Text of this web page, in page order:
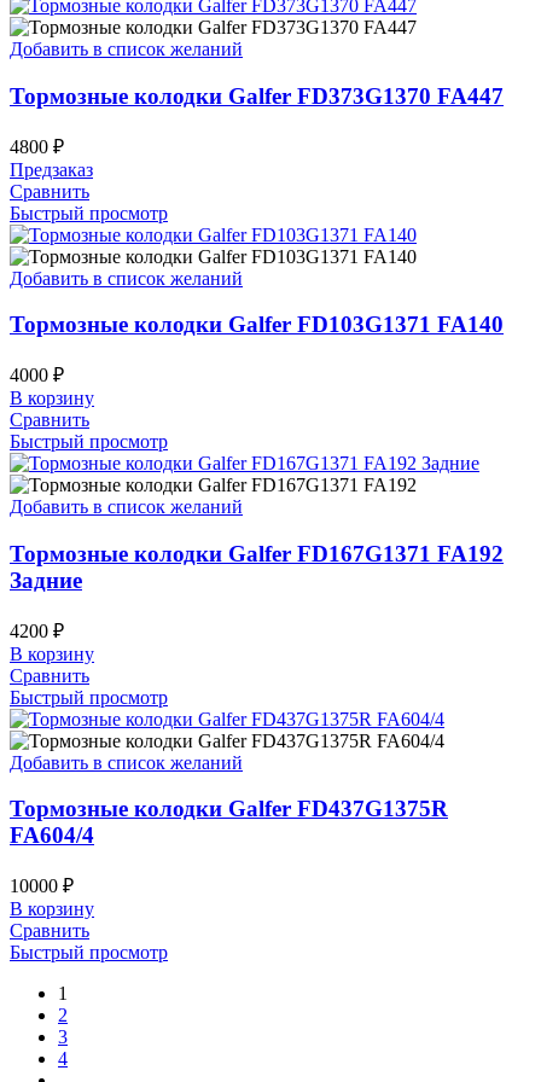
Добавить в список желаний
Тормозные колодки Galfer FD373G1370 FA447
4800 ₽
Предзаказ
Сравнить
Быстрый просмотр
Добавить в список желаний
Тормозные колодки Galfer FD103G1371 FA140
4000 ₽
В корзину
Сравнить
Быстрый просмотр
Добавить в список желаний
Тормозные колодки Galfer FD167G1371 FA192
Задние
4200 ₽
В корзину
Сравнить
Быстрый просмотр
Добавить в список желаний
Тормозные колодки Galfer FD437G1375R
FA604/4
10000 ₽
В корзину
Сравнить
Быстрый просмотр
1
2
3
4